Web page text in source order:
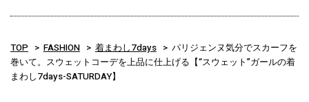
TOP FASHION 着まわし7days
パリジェンヌ気分でスカーフを
巻いて。スウェットコーデを上品に仕上げる【“スウェット”ガールの着
まわし7days-SATURDAY】